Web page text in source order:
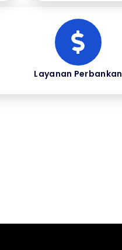
Layanan Perbankan